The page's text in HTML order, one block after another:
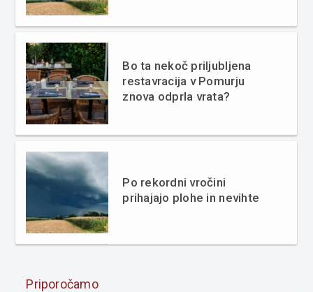
Bo ta nekoč priljubljena
restavracija v Pomurju
znova odprla vrata?
Po rekordni vročini
prihajajo plohe in nevihte
Priporočamo